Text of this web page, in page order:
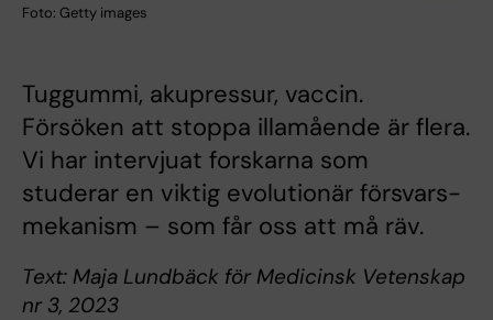
Foto: Getty images
Tuggummi, akupressur, vaccin.
Försöken att stoppa illamående är flera.
Vi har intervjuat forskarna som
studerar en viktig evolutionär försvars­­
mekanism – som får oss att må räv.
Text: Maja Lundbäck för Medicinsk Vetenskap
nr 3, 2023